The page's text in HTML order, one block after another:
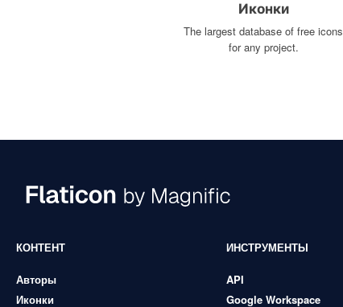
Иконки
The largest database of free icons
for any project.
КОНТЕНТ
Авторы
Иконки
ИНСТРУМЕНТЫ
API
Google Workspace